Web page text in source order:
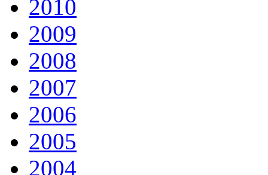
2010
2009
2008
2007
2006
2005
2004